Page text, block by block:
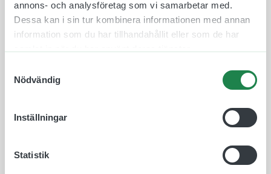
annons- och analysföretag som vi samarbetar med.
Dessa kan i sin tur kombinera informationen med annan
information som du har tillhandahållit eller som de har
Nödvändig
Inställningar
Statistik